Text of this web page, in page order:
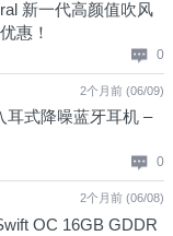
新一代高颜值吹风
惠！
0
2个月前 (06/09)
耳式降噪蓝牙耳机 –
0
2个月前 (06/08)
OC 16GB GDDR